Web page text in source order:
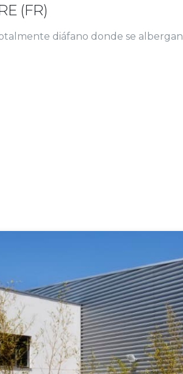
(FR)
diáfano donde se albergan